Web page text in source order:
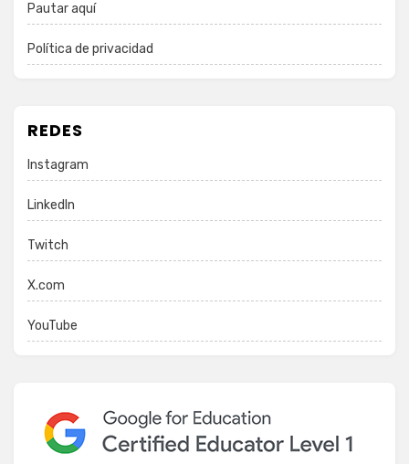
Pautar aquí
Política de privacidad
REDES
Instagram
LinkedIn
Twitch
X.com
YouTube